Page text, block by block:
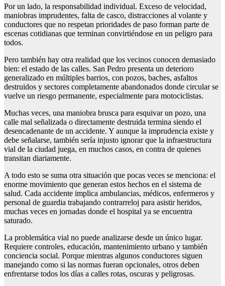
Por un lado, la responsabilidad individual. Exceso de velocidad,
maniobras imprudentes, falta de casco, distracciones al volante y
conductores que no respetan prioridades de paso forman parte de
escenas cotidianas que terminan convirtiéndose en un peligro para
todos.
Pero también hay otra realidad que los vecinos conocen demasiado
bien: el estado de las calles. San Pedro presenta un deterioro
generalizado en múltiples barrios, con pozos, baches, asfaltos
destruidos y sectores completamente abandonados donde circular se
vuelve un riesgo permanente, especialmente para motociclistas.
Muchas veces, una maniobra brusca para esquivar un pozo, una
calle mal señalizada o directamente destruida termina siendo el
desencadenante de un accidente. Y aunque la imprudencia existe y
debe señalarse, también sería injusto ignorar que la infraestructura
vial de la ciudad juega, en muchos casos, en contra de quienes
transitan diariamente.
A todo esto se suma otra situación que pocas veces se menciona: el
enorme movimiento que generan estos hechos en el sistema de
salud. Cada accidente implica ambulancias, médicos, enfermeros y
personal de guardia trabajando contrarreloj para asistir heridos,
muchas veces en jornadas donde el hospital ya se encuentra
saturado.
La problemática vial no puede analizarse desde un único lugar.
Requiere controles, educación, mantenimiento urbano y también
conciencia social. Porque mientras algunos conductores siguen
manejando como si las normas fueran opcionales, otros deben
enfrentarse todos los días a calles rotas, oscuras y peligrosas.